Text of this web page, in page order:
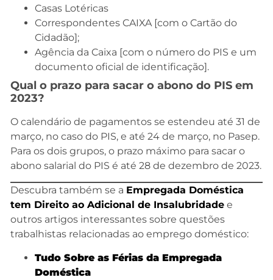
Casas Lotéricas
Correspondentes CAIXA [com o Cartão do
Cidadão];
Agência da Caixa [com o número do PIS e um
documento oficial de identificação].
Qual o prazo para sacar o abono do PIS em
2023?
O calendário de pagamentos se estendeu até 31 de
março, no caso do PIS, e até 24 de março, no Pasep.
Para os dois grupos, o prazo máximo para sacar o
abono salarial do PIS é até 28 de dezembro de 2023.
Descubra também se a Empregada Doméstica
tem Direito ao Adicional de Insalubridade e
outros artigos interessantes sobre questões
trabalhistas relacionadas ao emprego doméstico:
Tudo Sobre as Férias da Empregada
Doméstica